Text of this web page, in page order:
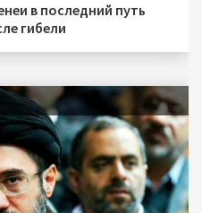
в последний путь
гибели